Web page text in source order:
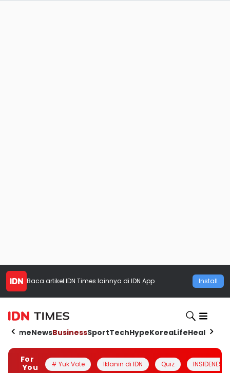
Baca artikel IDN Times lainnya di IDN App Install
HomeNewsBusinessSportTechHypeKoreaLifeHealth
For
You
# Yuk Vote Iklanin di IDN Quiz INSIDENESIA